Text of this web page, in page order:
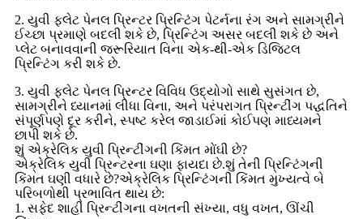
2. યુવી ફ્લેટ પેનલ પ્રિન્ટર પ્રિન્ટિંગ પેટર્નના રંગ અને સામગ્રીને
ઈચ્છા પ્રમાણે બદલી શકે છે, પ્રિન્ટિંગ અસર બદલી શકે છે અને
પ્લેટ બનાવવાની જરૂરિયાત વિના એક-થી-એક ડિજિટલ
પ્રિન્ટિંગ કરી શકે છે.
3. યુવી ફ્લેટ પેનલ પ્રિન્ટર વિવિધ ઉદ્યોગો સાથે સુસંગત છે,
સામગ્રીને ધ્યાનમાં લીધા વિના, અને પરંપરાગત પ્રિન્ટીંગ પદ્ધતિને
સંપૂર્ણપણે દૂર કરીને, સ્પષ્ટ કરેલ જાડાઈમાં કોઈપણ માધ્યમને
છાપી શકે છે.
શું એક્રેલિક યુવી પ્રિન્ટીંગની કિંમત મોંઘી છે?
એક્રેલિક યુવી પ્રિન્ટરના ઘણા ફાયદા છે.શું તેની પ્રિન્ટિંગની
કિંમત ઘણી વધારે છે?એક્રેલિક પ્રિન્ટિંગની કિંમત મુખ્યત્વે બે
પરિબળોથી પ્રભાવિત થાય છે:
1. સફેદ શાહી પ્રિન્ટીંગના વખતની સંખ્યા, વધુ વખત, ઊંચી